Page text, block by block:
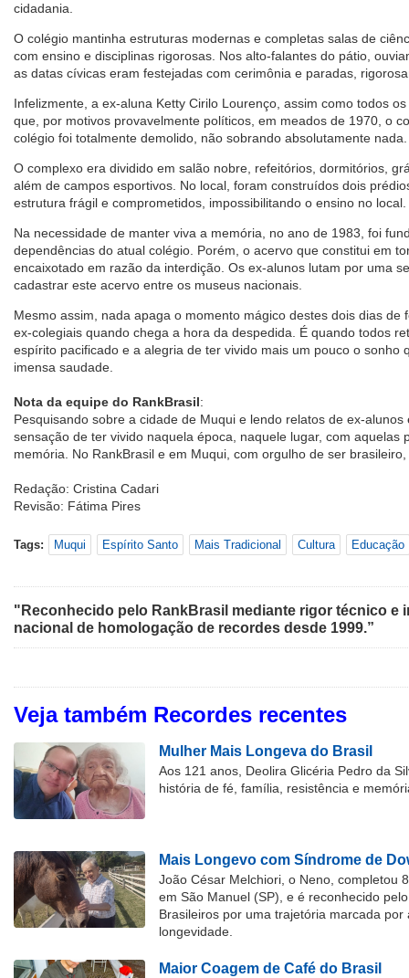
cidadania.
O colégio mantinha estruturas modernas e completas salas de
com ensino e disciplinas rigorosas. Nos alto-falantes do pátio,
as datas cívicas eram festejadas com cerimônia e paradas,
Infelizmente, a ex-aluna Ketty Cirilo Lourenço, assim como todos
que, por motivos provavelmente políticos, em meados de 1970, o
colégio foi totalmente demolido, não sobrando absolutamente nada.
O complexo era dividido em salão nobre, refeitórios, dormitórios,
além de campos esportivos. No local, foram construídos dois
estrutura frágil e comprometidos, impossibilitando o ensino no local.
Na necessidade de manter viva a memória, no ano de 1983, foi
dependências do atual colégio. Porém, o acervo que constitui em
encaixotado em razão da interdição. Os ex-alunos lutam por uma
cadastrar este acervo entre os museus nacionais.
Mesmo assim, nada apaga o momento mágico destes dois dias de
ex-colegiais quando chega a hora da despedida. É quando todos
espírito pacificado e a alegria de ter vivido mais um pouco o sonho
imensa saudade.
Nota da equipe do RankBrasil:
Pesquisando sobre a cidade de Muqui e lendo relatos de ex-
sensação de ter vivido naquela época, naquele lugar, com aquelas
memória. No RankBrasil e em Muqui, com orgulho de ser
Redação: Cristina Cadari
Revisão: Fátima Pires
Tags: Muqui Espírito Santo Mais Tradicional Cultura Educação
"Reconhecido pelo RankBrasil mediante rigor técnico e
nacional de homologação de recordes desde 1999.”
Veja também Recordes recentes
Mulher Mais Longeva do Brasil
Aos 121 anos, Deolira Glicéria Pedro da
história de fé, família, resistência e
Mais Longevo com Síndrome de
João César Melchiori, o Neno, completou
em São Manuel (SP), e é reconhecido
Brasileiros por uma trajetória marcada por
longevidade.
Maior Coagem de Café do Brasil